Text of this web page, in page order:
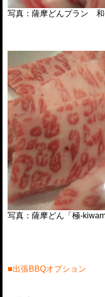
写真：薩摩どんプラン 和
写真：薩摩どん「極-
■出張BBQオプション